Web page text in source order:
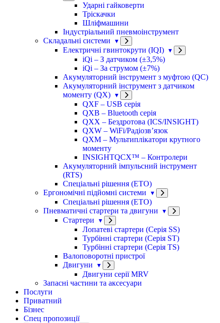
Ударні гайковерти
Тріскачки
Шліфмашини
Індустріальний пневмоінструмент
Складальні системи
Електричні гвинтокрути (IQI)
iQi – З датчиком (±3,5%)
iQi – За струмом (±7%)
Акумуляторний інструмент з муфтою (QC)
Акумуляторний інструмент з датчиком
моменту (QX)
QXF – USB серія
QXB – Bluetooth серія
QXX – Бездротова (ICS/INSIGHT)
QXW – WiFi/Радіозв’язок
QXM – Мультиплікатори крутного
моменту
INSIGHTQCX™ – Контролери
Акумуляторний імпульсний інструмент
(RTS)
Спеціальні рішення (ETO)
Ергономічні підйомні системи
Спеціальні рішення (ETO)
Пневматичні стартери та двигуни
Стартери
Лопатеві стартери (Серія SS)
Турбінні стартери (Серія ST)
Турбінні стартери (Серія TS)
Валоповоротні пристрої
Двигуни
Двигуни серії MRV
Запасні частини та аксесуари
Послуги
Приватний
Бізнес
Спец пропозиції